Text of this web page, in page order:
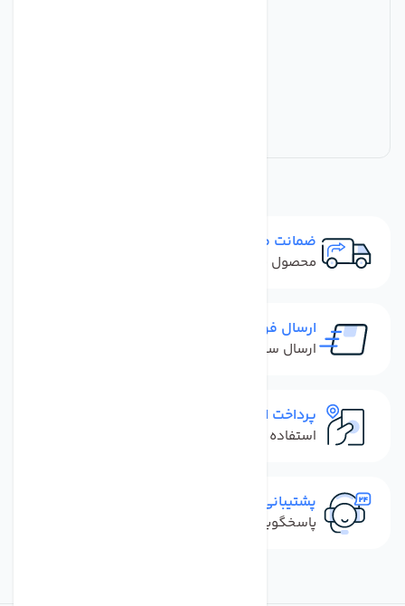
ضمانت مرجوعی
محصول نباید آسیب دیده باشد
ارسال فوری
ارسال سفارش در کمترین زمان ممکن
پرداخت امن
استفاده از روش‌های پرداخت امن
پشتیبانی سریع
پاسخگویی سریع به تماس‌ها و پیام‌ها